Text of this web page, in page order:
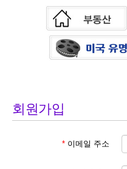
회원가입
* 이메일 주소